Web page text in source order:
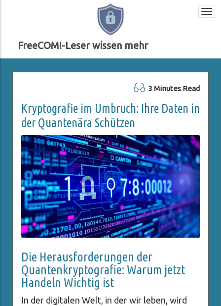
FreeCOM!-Leser wissen mehr
3 Minutes Read
Kryptografie im Umbruch: Ihre Daten in
der Quantenära Schützen
Die Herausforderungen der
Quantenkryptografie: Warum jetzt
Handeln Wichtig ist
In der digitalen Welt, in der wir leben, wird